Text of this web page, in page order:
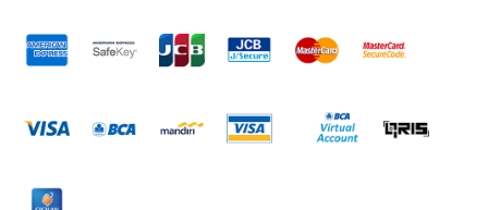
Explosion-proof FALSE
millimetre
Current limiting class